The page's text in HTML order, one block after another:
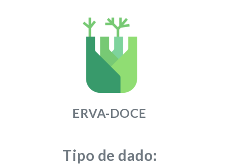
ERVA-DOCE
Tipo de dado: